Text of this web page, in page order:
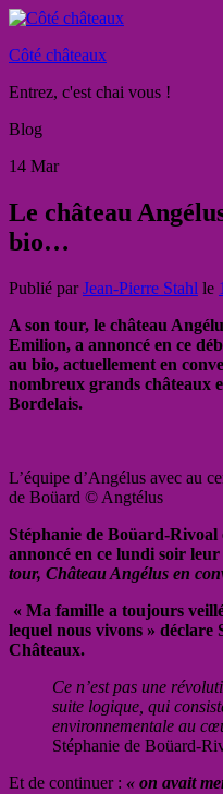
Côté châteaux
Entrez, c'est chai vous !
Blog
14 Mar
Le château
bio…
Publié parJean-Pierre Stahl le
A son tour, le château
Emilion, a annoncé en ce
au bio, actuellement en
nombreux grands châteaux
Bordelais.
L’équipe d’Angélus avec au
de Boüard © Angtélus
Stéphanie de Boüard-
annoncé en ce lundi soir leur
tour, Château Angélus en
« Ma famille a toujours
lequel nous vivons »
Châteaux.
Ce n’est pas une
suite logique, qui
environnementale au
Stéphanie de Boüard-
Et de continuer : « on avait